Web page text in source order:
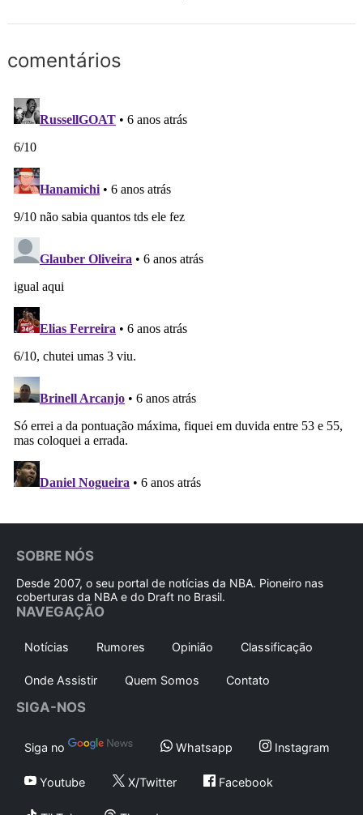
comentários
SOBRE NÓS
Desde 2007, o seu portal de notícias da NBA. Pioneiro nas
coberturas da NBA e do Draft no Brasil.
NAVEGAÇÃO
Notícias Rumores Opinião Classificação
Onde Assistir Quem Somos Contato
SIGA-NOS
Siga no Whatsapp Instagram
Youtube X/Twitter Facebook